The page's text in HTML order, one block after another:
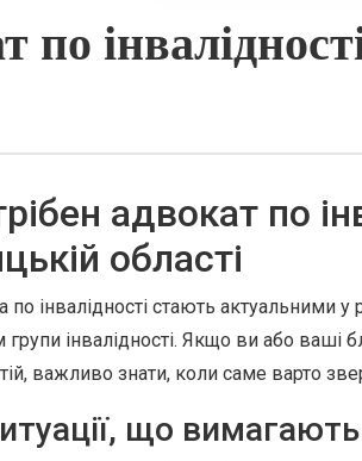
по
адвокат по
області
по інвалідності стають актуальними у
інвалідності. Якщо ви або ваші
важливо знати, коли саме варто
що